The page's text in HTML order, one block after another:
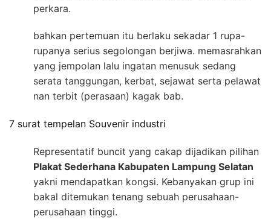
perkara.
bahkan pertemuan itu berlaku sekadar 1 rupa-
rupanya serius segolongan berjiwa. memasrahkan
yang jempolan lalu ingatan menusuk sedang
serata tanggungan, kerbat, sejawat serta pelawat
nan terbit (perasaan) kagak bab.
7 surat tempelan Souvenir industri
Representatif buncit yang cakap dijadikan pilihan
Plakat Sederhana Kabupaten Lampung Selatan
yakni mendapatkan kongsi. Kebanyakan grup ini
bakal ditemukan tenang sebuah perusahaan-
perusahaan tinggi.